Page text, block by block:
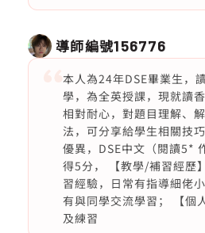
導師編號156776
本人為24年DSE畢業生，
學，為全英授課，現就讀
相對耐心，對題目理解、
法，可分享給學生相關技
優異，DSE中文（閱讀5*
得5分， 【教學/補習經歷
習經驗，日常有指導細佬
有與同學交流學習； 【個
及練習